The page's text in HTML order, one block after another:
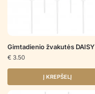
Gimtadienio žvakutės DAISY
€ 3.50
Į KREPŠELĮ